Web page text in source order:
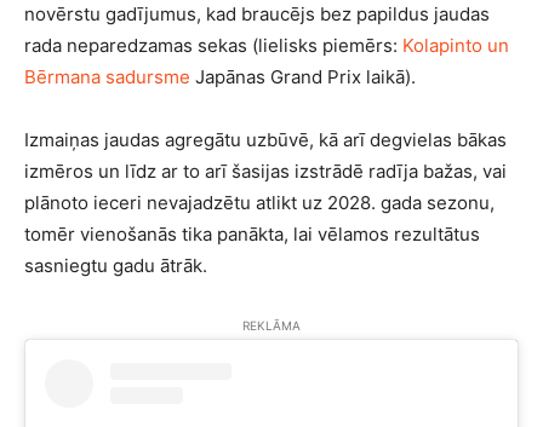
novērstu gadījumus, kad braucējs bez papildus jaudas
rada neparedzamas sekas (lielisks piemērs: Kolapinto un
Bērmana sadursme Japānas Grand Prix laikā).
Izmaiņas jaudas agregātu uzbūvē, kā arī degvielas bākas
izmēros un līdz ar to arī šasijas izstrādē radīja bažas, vai
plānoto ieceri nevajadzētu atlikt uz 2028. gada sezonu,
tomēr vienošanās tika panākta, lai vēlamos rezultātus
sasniegtu gadu ātrāk.
REKLĀMA